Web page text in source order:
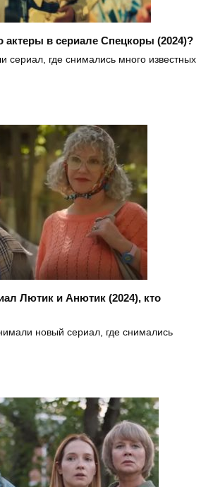
актеры в сериале Спецкоры (2024)?
сериал, где снимались много известных
Лютик и Анютик (2024), кто
новый сериал, где снимались